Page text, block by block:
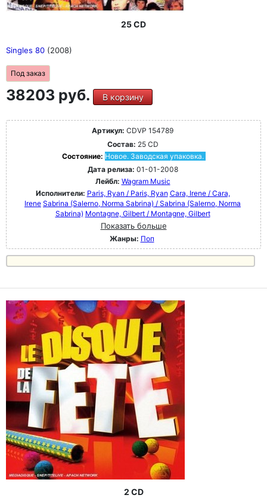
25 CD
Singles 80 (2008)
Под заказ
38203 руб. В корзину
Артикул: CDVP 154789
Состав: 25 CD
Состояние: Новое. Заводская упаковка.
Дата релиза: 01-01-2008
Лейбл: Wagram Music
Исполнители: Paris, Ryan / Paris, Ryan Cara, Irene / Cara,
Irene Sabrina (Salerno, Norma Sabrina) / Sabrina (Salerno, Norma
Sabrina) Montagne, Gilbert / Montagne, Gilbert
Показать больше
Жанры: Поп
2 CD